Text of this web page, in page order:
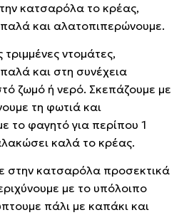
κατσαρόλα το κρέας,
και αλατοπιπερώνουμε.
ντομάτες,
και στη συνέχεια
ζωμό ή νερό. Σκεπάζουμε με
τη φωτιά και
το φαγητό για περίπου 1
καλά το κρέας.
στην κατσαρόλα προσεκτικά
με το υπόλοιπο
πάλι με καπάκι και